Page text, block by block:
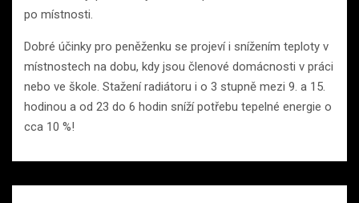
po místnosti.
Dobré účinky pro peněženku se projeví i snížením teploty v
místnostech na dobu, kdy jsou členové domácnosti v práci
nebo ve škole. Stažení radiátoru i o 3 stupně mezi 9. a 15.
hodinou a od 23 do 6 hodin sníží potřebu tepelné energie o
cca 10 %!